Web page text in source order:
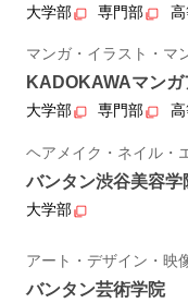
大学部 専門部
マンガ・イラスト・マ
KADOKAWAマンガ
大学部 専門部
ヘアメイク・ネイル・
バンタン渋谷美容学
大学部
アート・デザイン・映
バンタン芸術学院